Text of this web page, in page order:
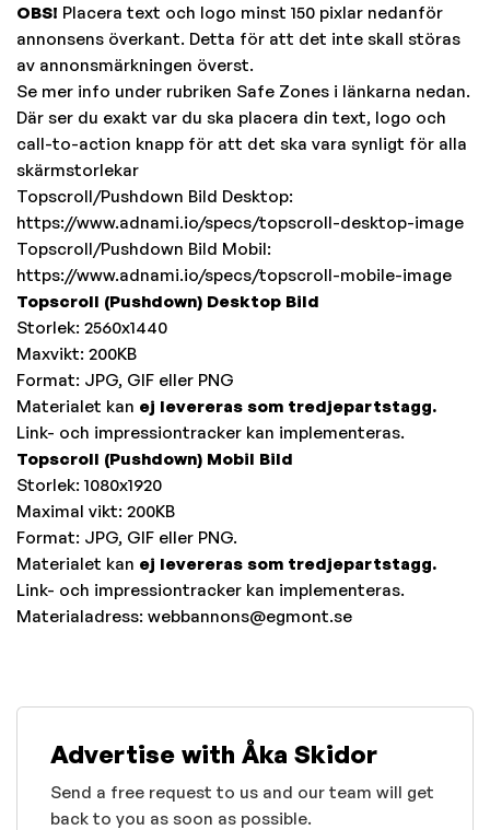
OBS! Placera text och logo minst 150 pixlar nedanför
annonsens överkant. Detta för att det inte skall störas
av annonsmärkningen överst.
Se mer info under rubriken Safe Zones i länkarna nedan.
Där ser du exakt var du ska placera din text, logo och
call-to-action knapp för att det ska vara synligt för alla
skärmstorlekar
Topscroll/Pushdown Bild Desktop:
https://www.adnami.io/specs/topscroll-desktop-image
Topscroll/Pushdown Bild Mobil:
https://www.adnami.io/specs/topscroll-mobile-image
Topscroll (Pushdown) Desktop Bild
Storlek: 2560x1440
Maxvikt: 200KB
Format: JPG, GIF eller PNG
Materialet kan ej levereras som tredjepartstagg.
Link- och impressiontracker kan implementeras.
Topscroll (Pushdown) Mobil Bild
Storlek: 1080x1920
Maximal vikt: 200KB
Format: JPG, GIF eller PNG.
Materialet kan ej levereras som tredjepartstagg.
Link- och impressiontracker kan implementeras.
Materialadress: webbannons@egmont.se
Advertise with Åka Skidor
Send a free request to us and our team will get
back to you as soon as possible.